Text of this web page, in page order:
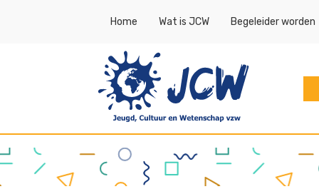
Topmenu
Home Wat is JCW Begeleider worden